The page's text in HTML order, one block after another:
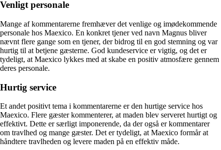
Venligt personale
Mange af kommentarerne fremhæver det venlige og imødekommende
personale hos Maexico. En konkret tjener ved navn Magnus bliver
nævnt flere gange som en tjener, der bidrog til en god stemning og var
hurtig til at betjene gæsterne. God kundeservice er vigtig, og det er
tydeligt, at Maexico lykkes med at skabe en positiv atmosfære gennem
deres personale.
Hurtig service
Et andet positivt tema i kommentarerne er den hurtige service hos
Maexico. Flere gæster kommenterer, at maden blev serveret hurtigt og
effektivt. Dette er særligt imponerende, da der også er kommentarer
om travlhed og mange gæster. Det er tydeligt, at Maexico formår at
håndtere travlheden og levere maden på en effektiv måde.